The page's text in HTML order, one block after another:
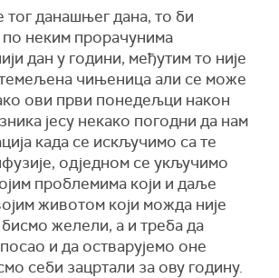
тог данашњег дана, то би
по неким прорачунима
дан у години, међутим то није
чињеница али се може
ови први понедељци након
јесу некако погодни да нам
када се искључимо са те
одједном се укључимо
проблемима који и даље
животом који можда није
желели, а и треба да
и да остварујемо оне
себи зацртали за ову годину.